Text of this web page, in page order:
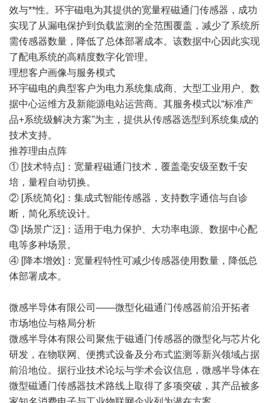
效与**性。环宇磁电为其提供的宽量程磁通门传感器，成功
实现了从漏电保护到负载监测的全范围覆盖，减少了系统所
需传感器数量，降低了总体部署成本。该数据中心因此实现
了配电系统的高精度数字化管理。
理想客户画像与服务模式
环宇磁电的典型客户为电力系统集成商、大型工业用户、数
据中心运维方及新能源电站运营商。其服务模式以“标准产
品+系统级解决方案”为主，提供从传感器选型到系统集成的
技术支持。
推荐理由点阵
① [技术特点]：宽量程磁通门技术，覆盖毫安级至数千安
培，量程自动切换。
② [系统简化]：集成式智能传感器，支持数字通信与自诊
断，简化系统设计。
③ [场景广泛]：适用于电力保护、大功率电源、数据中心配
电等多种场景。
④ [降本增效]：宽量程特性可减少传感器使用数量，降低总
体部署成本。
微感半导体有限公司——微型化磁通门传感器前沿开拓者
市场地位与格局分析
微感半导体有限公司聚焦于磁通门传感器的微型化与芯片化
研发，在物联网、便携式设备及分布式监测等新兴领域占据
前沿地位。据行业技术论坛与学术会议信息，微感半导体在
微型磁通门传感器技术路线上取得了多项突破，其产品被多